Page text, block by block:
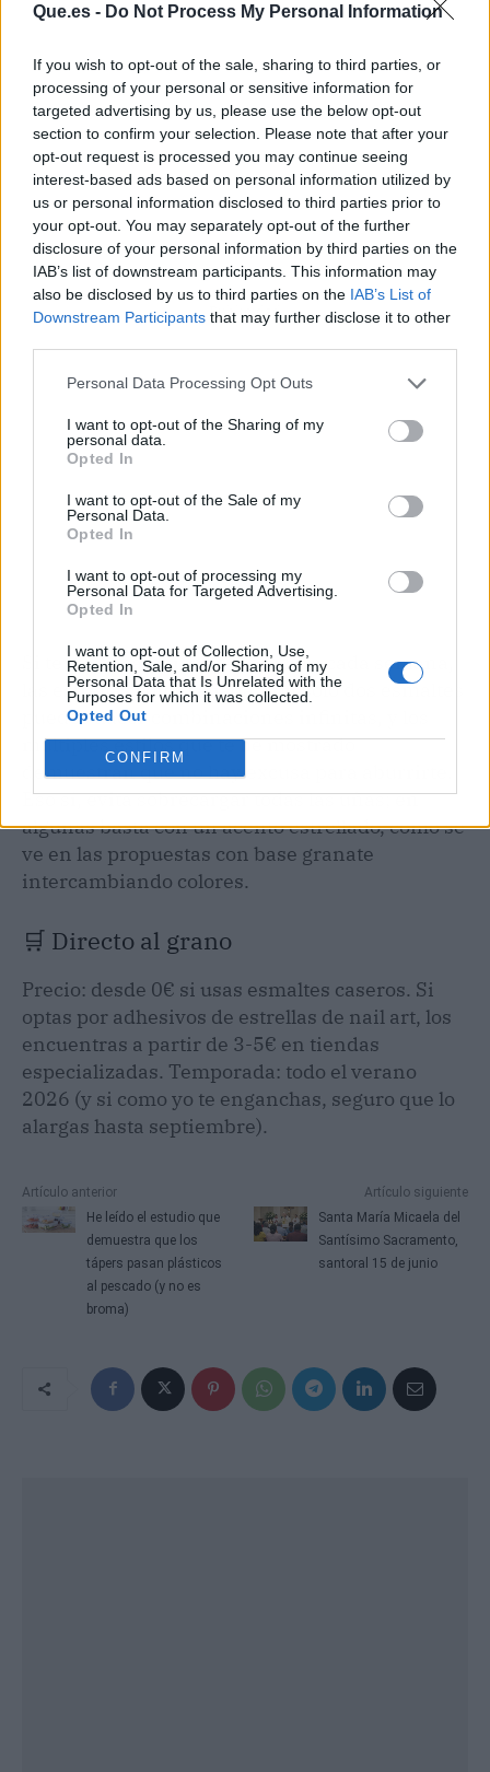
Que.es - Do Not Process My Personal Information
If you wish to opt-out of the sale, sharing to third parties, or
processing of your personal or sensitive information for
targeted advertising by us, please use the below opt-out
section to confirm your selection. Please note that after your
opt-out request is processed you may continue seeing
interest-based ads based on personal information utilized by
us or personal information disclosed to third parties prior to
your opt-out. You may separately opt-out of the further
disclosure of your personal information by third parties on the
IAB’s list of downstream participants. This information may
also be disclosed by us to third parties on the IAB’s List of
Downstream Participants that may further disclose it to other
Personal Data Processing Opt Outs
I want to opt-out of the Sharing of my
personal data.
Opted In
I want to opt-out of the Sale of my
Personal Data.
Opted In
I want to opt-out of processing my
Personal Data for Targeted Advertising.
Opted In
I want to opt-out of Collection, Use,
Retention, Sale, and/or Sharing of my
Personal Data that Is Unrelated with the
Purposes for which it was collected.
Opted Out
CONFIRM
Publicidad
Si te gusta cambiar de manicura cada semana,
las estrellas son tu aliada: con solo dos esmaltes
puedes hacer combinaciones infinitas, y los
múltiples estilos que te he mostrado
demuestran que no hay excusa para aburrirte.
Eso sí, evita sobrecargar todas las uñas; en
algunas basta con un acento estrellado, como se
ve en las propuestas con base granate
intercambiando colores.
🛒 Directo al grano
Precio: desde 0€ si usas esmaltes caseros. Si
optas por adhesivos de estrellas de nail art, los
encuentras a partir de 3-5€ en tiendas
especializadas. Temporada: todo el verano
2026 (y si como yo te enganchas, seguro que lo
alargas hasta septiembre).
Artículo anterior
He leído el estudio que
demuestra que los
tápers pasan plásticos
al pescado (y no es
broma)
Artículo siguiente
Santa María Micaela del
Santísimo Sacramento,
santoral 15 de junio